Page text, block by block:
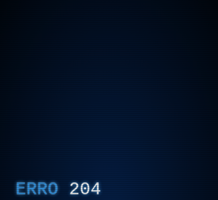
ERRO 204